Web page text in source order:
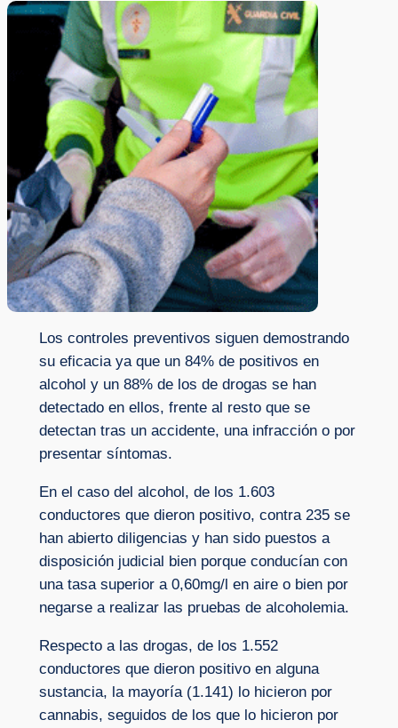
Los controles preventivos siguen demostrando
su eficacia ya que un 84% de positivos en
alcohol y un 88% de los de drogas se han
detectado en ellos, frente al resto que se
detectan tras un accidente, una infracción o por
presentar síntomas.
En el caso del alcohol, de los 1.603
conductores que dieron positivo, contra 235 se
han abierto diligencias y han sido puestos a
disposición judicial bien porque conducían con
una tasa superior a 0,60mg/l en aire o bien por
negarse a realizar las pruebas de alcoholemia.
Respecto a las drogas, de los 1.552
conductores que dieron positivo en alguna
sustancia, la mayoría (1.141) lo hicieron por
cannabis, seguidos de los que lo hicieron por